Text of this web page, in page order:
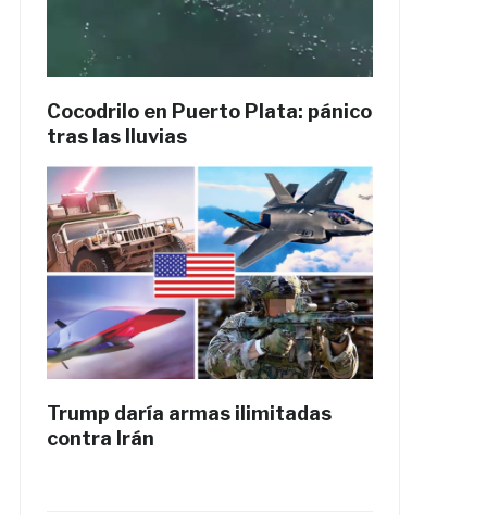
Cocodrilo en Puerto Plata: pánico
tras las lluvias
Trump daría armas ilimitadas
contra Irán